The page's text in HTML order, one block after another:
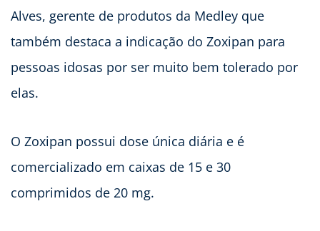
Alves, gerente de produtos da Medley que
também destaca a indicação do Zoxipan para
pessoas idosas por ser muito bem tolerado por
elas.
O Zoxipan possui dose única diária e é
comercializado em caixas de 15 e 30
comprimidos de 20 mg.